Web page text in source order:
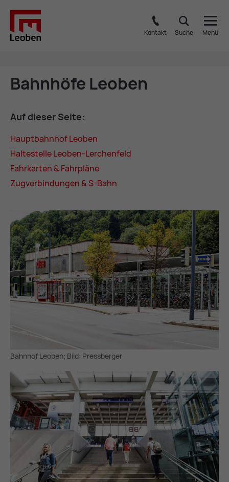
Kontakt Suche Menü
Bahn­hö­fe Leo­ben
Auf die­ser Sei­te:
Haupt­bahn­hof Leo­ben
Hal­te­stel­le Leo­ben-Ler­chen­feld
Fahr­kar­ten & Fahr­plä­ne
Zug­ver­bin­dun­gen & S-Bahn
Bahnhof Leoben; Bild: Pressberger